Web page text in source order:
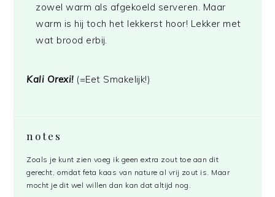
zowel warm als afgekoeld serveren. Maar
warm is hij toch het lekkerst hoor! Lekker met
wat brood erbij.
Kali Orexi! (=Eet Smakelijk!)
notes
Zoals je kunt zien voeg ik geen extra zout toe aan dit
gerecht, omdat feta kaas van nature al vrij zout is. Maar
mocht je dit wel willen dan kan dat altijd nog.